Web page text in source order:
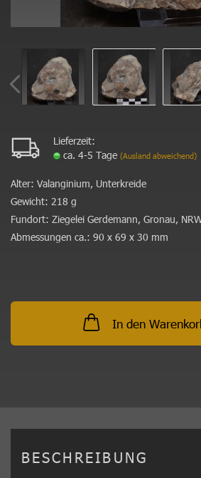
Lieferzeit:
ca. 4-5 Tage (Ausland abweichend)
Alter: Valanginium, Unterkreide
Gewicht: 218 g
Fundort: Ziegelei Gerdemann, Gronau,
Abmessungen ca.: 90 x 69 x 30 mm
In den
BESCHREIBUNG